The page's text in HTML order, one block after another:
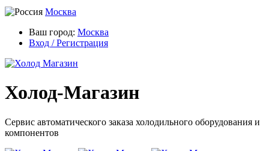
Москва
Ваш город: Москва
Вход / Регистрация
Холод-Магазин
Сервис автоматического заказа холодильного оборудования и
компонентов